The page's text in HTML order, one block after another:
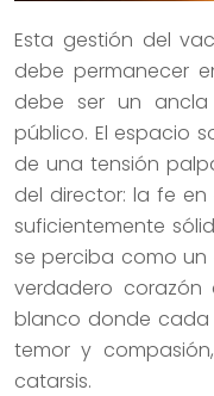
Esta gestión del
debe permanecer
debe ser un
público. El espacio
de una tensión
del director: la fe
suficientemente
se perciba como un
verdadero corazón
blanco donde
temor y
catarsis.